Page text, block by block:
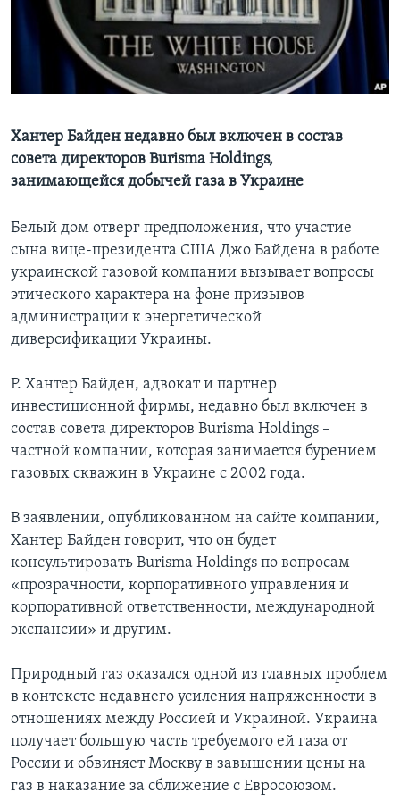
Learning English
СОЦИАЛЬНЫЕ СЕТИ
Языки
Хантер Байден недавно был включен в состав
совета директоров Burisma Holdings,
занимающейся добычей газа в Украине
Белый дом отверг предположения, что участие
сына вице-президента США Джо Байдена в работе
украинской газовой компании вызывает вопросы
этического характера на фоне призывов
администрации к энергетической
диверсификации Украины.
Р. Хантер Байден, адвокат и партнер
инвестиционной фирмы, недавно был включен в
состав совета директоров Burisma Holdings –
частной компании, которая занимается бурением
газовых скважин в Украине с 2002 года.
В заявлении, опубликованном на сайте компании,
Хантер Байден говорит, что он будет
консультировать Burisma Holdings по вопросам
«прозрачности, корпоративного управления и
корпоративной ответственности, международной
экспансии» и другим.
Природный газ оказался одной из главных проблем
в контексте недавнего усиления напряженности в
отношениях между Россией и Украиной. Украина
получает большую часть требуемого ей газа от
России и обвиняет Москву в завышении цены на
газ в наказание за сближение с Евросоюзом.